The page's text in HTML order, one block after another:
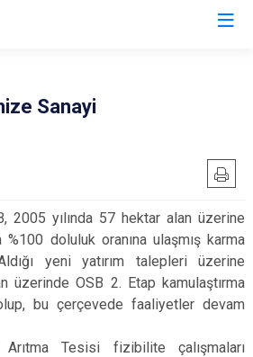
Şabanözü
Yapraklı
Sanayi
yılında 57 hektar alan üzerine
%100 doluluk oranına ulaşmış karma
yeni yatırım talepleri üzerine
üzerinde OSB 2. Etap kamulaştırma
bu çerçevede faaliyetler devam
Tesisi fizibilite çalışmaları